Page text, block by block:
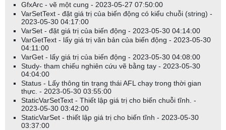
LinRegSlope (độ dốc của đường hồi quy tuyến tính) nhân với 1
(thời điểm).
- Hai đoạn mã Plot được sử dụng để hiển thị dự báo cho ngày mai.
Đường màu đỏ là kết quả của LinearReg cộng với LinRegSlope,
trong khi đường màu xanh lam là kết quả của TSF.
- Việc sử dụng TSF có thể giúp dự đoán giá trị trong tương lai và
hỗ trợ quyết định giao dịch trong phân tích kỹ thuật.
Chia sẻ:
GfxArc - vẽ một cung - 2023-05-27 07:50:00
VarSetText - đặt giá trị của biến động có kiểu chuỗi (string) -
2023-05-30 04:17:00
VarSet - đặt giá trị của biến động - 2023-05-30 04:14:00
VarGetText - lấy giá trị văn bản của biến động - 2023-05-30
04:11:00
VarGet - lấy giá trị của biến động - 2023-05-30 04:08:00
Study- tham chiếu nghiên cứu vẽ bằng tay - 2023-05-30
04:04:00
Status - Lấy thông tin trạng thái AFL chạy trong thời gian
thực. - 2023-05-30 03:55:00
StaticVarSetText - Thiết lập giá trị cho biến chuỗi tĩnh. -
2023-05-30 03:42:00
StaticVarSet - thiết lập giá trị cho biến tĩnh - 2023-05-30
03:37:00